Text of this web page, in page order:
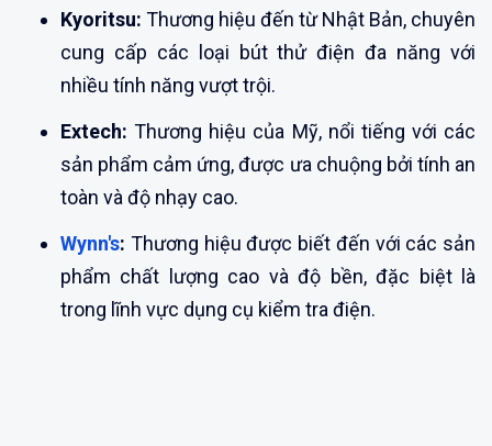
Kyoritsu: Thương hiệu đến từ Nhật Bản, chuyên
cung cấp các loại bút thử điện đa năng với
nhiều tính năng vượt trội.
Extech: Thương hiệu của Mỹ, nổi tiếng với các
sản phẩm cảm ứng, được ưa chuộng bởi tính an
toàn và độ nhạy cao.
Wynn's: Thương hiệu được biết đến với các sản
phẩm chất lượng cao và độ bền, đặc biệt là
trong lĩnh vực dụng cụ kiểm tra điện.